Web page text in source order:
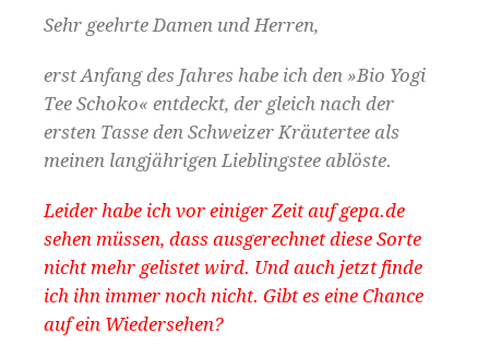
Sehr geehrte Damen und Herren,
erst Anfang des Jahres habe ich den »Bio Yogi
Tee Schoko« ent­deckt, der gle­ich nach der
ersten Tasse den Schweiz­er Kräuter­tee als
meinen langjähri­gen Liebling­stee ablöste.
Lei­der habe ich vor einiger Zeit auf gepa.de
sehen müssen, dass aus­gerech­net diese Sorte
nicht mehr gelis­tet wird. Und auch jet­zt finde
ich ihn immer noch nicht. Gibt es eine Chance
auf ein Wiedersehen?